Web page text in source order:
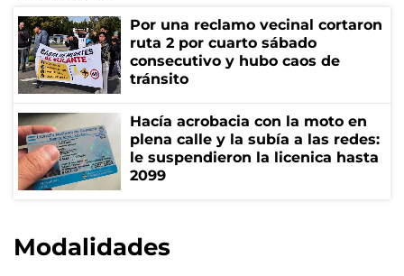
Por una reclamo vecinal cortaron
ruta 2 por cuarto sábado
consecutivo y hubo caos de
tránsito
Hacía acrobacia con la moto en
plena calle y la subía a las redes:
le suspendieron la licenica hasta
2099
Modalidades